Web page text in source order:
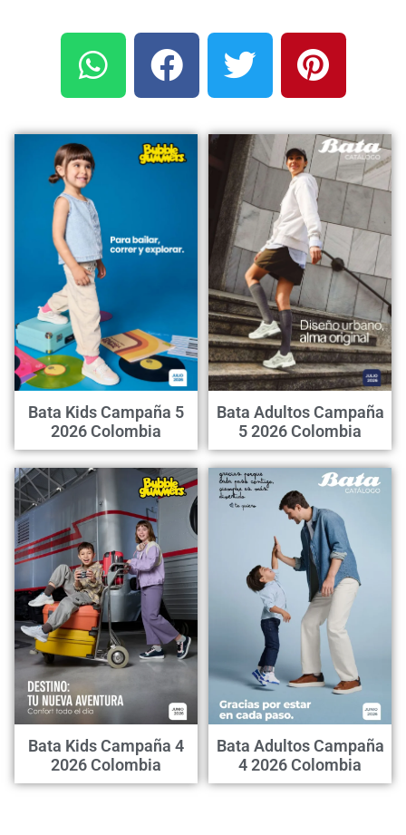
Bata Kids Campaña 5
2026 Colombia
Bata Adultos Campaña
5 2026 Colombia
Bata Kids Campaña 4
2026 Colombia
Bata Adultos Campaña
4 2026 Colombia